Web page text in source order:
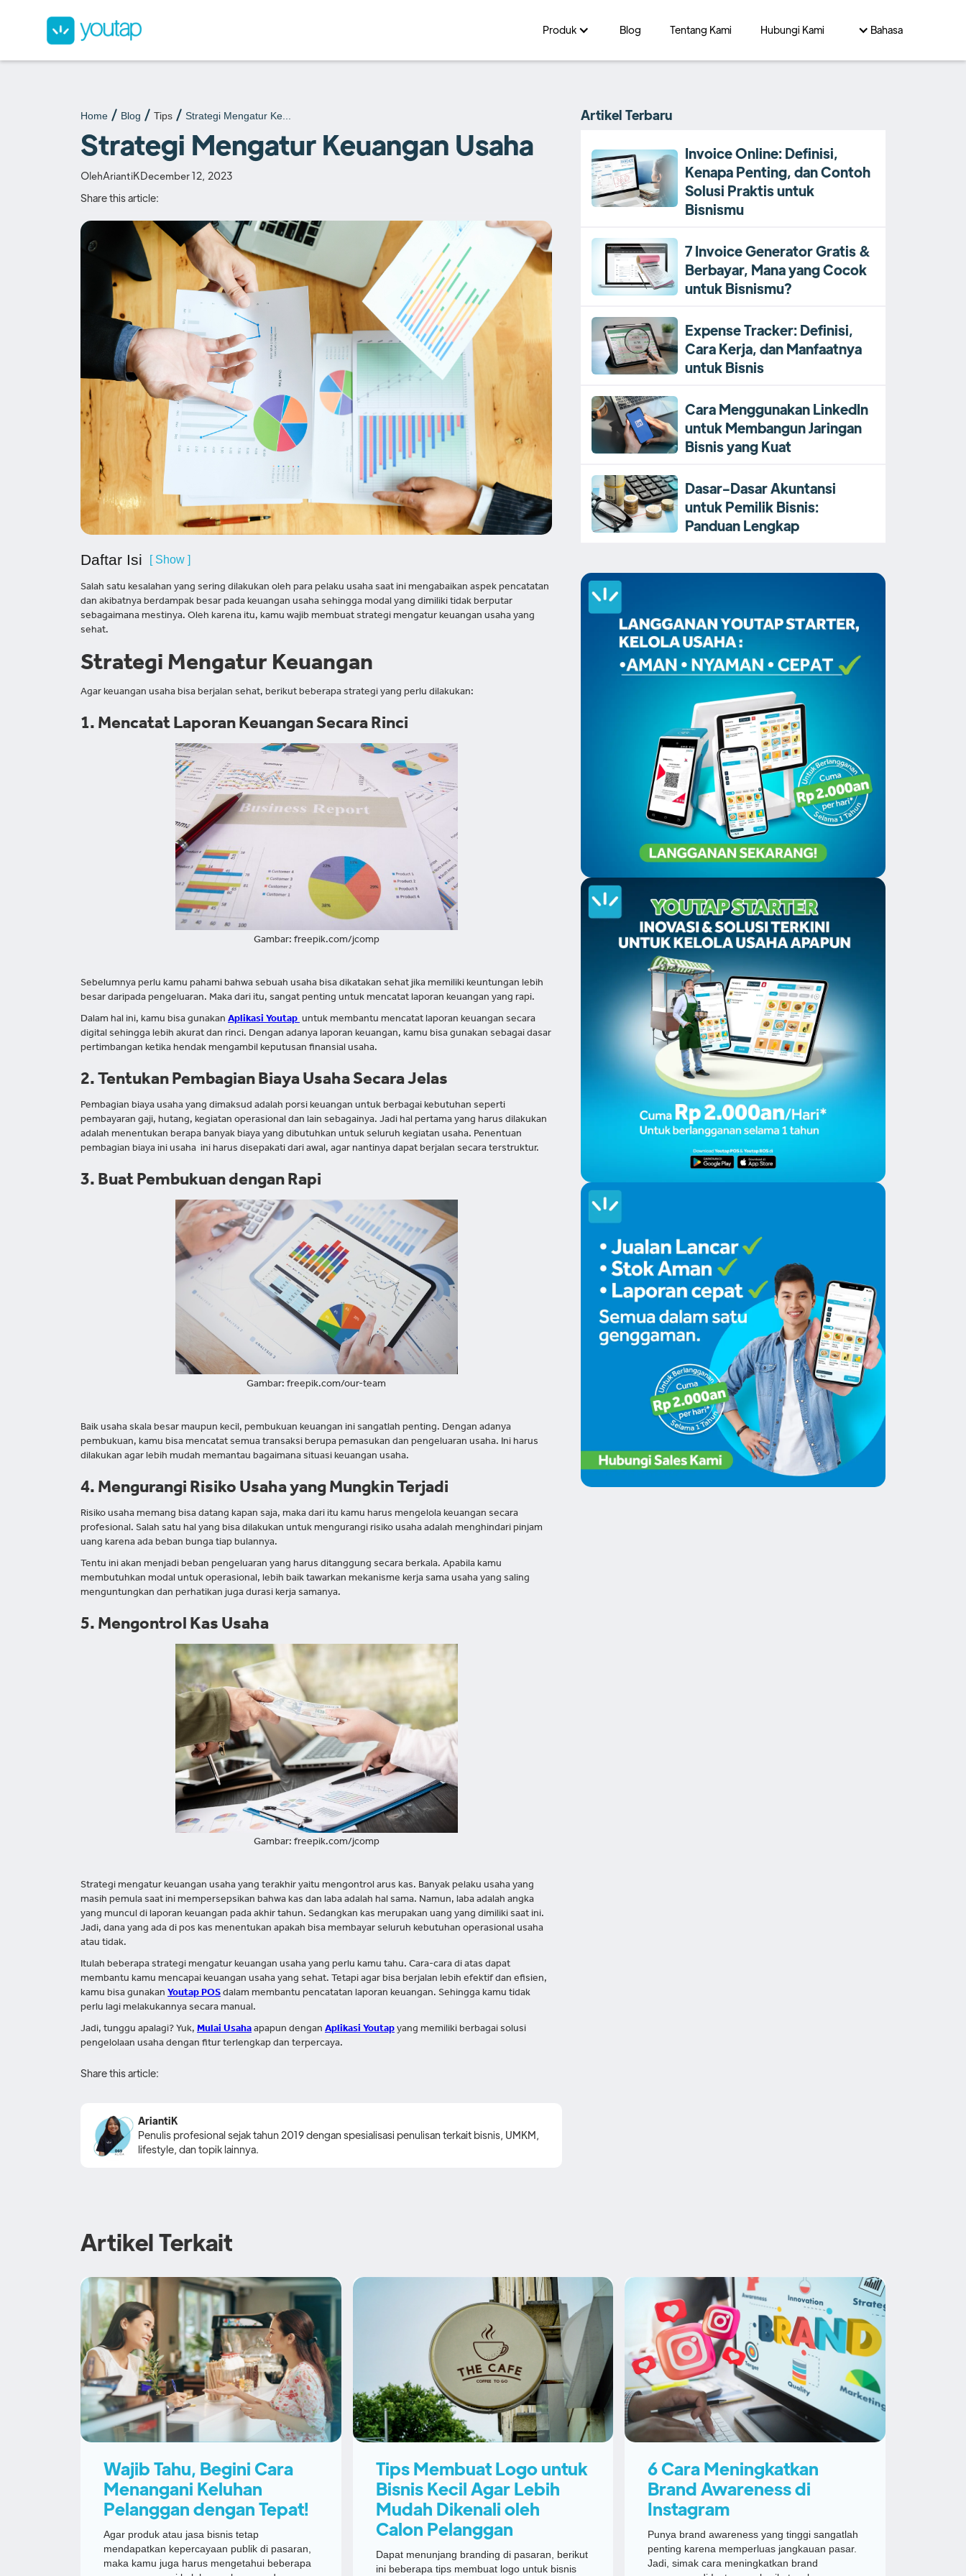
Produk Blog Tentang Kami Hubungi Kami Bahasa
Home Blog Tips Strategi Mengatur Ke...
Strategi Mengatur Keuangan Usaha
OlehAriantiKDecember 12, 2023
Share this article:
Daftar Isi [ Show ]
Salah satu kesalahan yang sering dilakukan oleh para pelaku usaha saat ini mengabaikan aspek pencatatan
dan akibatnya berdampak besar pada keuangan usaha sehingga modal yang dimiliki tidak berputar
sebagaimana mestinya. Oleh karena itu, kamu wajib membuat strategi mengatur keuangan usaha yang
sehat.
Strategi Mengatur Keuangan
Agar keuangan usaha bisa berjalan sehat, berikut beberapa strategi yang perlu dilakukan:
1. Mencatat Laporan Keuangan Secara Rinci
Gambar: freepik.com/jcomp
Sebelumnya perlu kamu pahami bahwa sebuah usaha bisa dikatakan sehat jika memiliki keuntungan lebih
besar daripada pengeluaran. Maka dari itu, sangat penting untuk mencatat laporan keuangan yang rapi.
Dalam hal ini, kamu bisa gunakan Aplikasi Youtap untuk membantu mencatat laporan keuangan secara
digital sehingga lebih akurat dan rinci. Dengan adanya laporan keuangan, kamu bisa gunakan sebagai dasar
pertimbangan ketika hendak mengambil keputusan finansial usaha.
2. Tentukan Pembagian Biaya Usaha Secara Jelas
Pembagian biaya usaha yang dimaksud adalah porsi keuangan untuk berbagai kebutuhan seperti
pembayaran gaji, hutang, kegiatan operasional dan lain sebagainya. Jadi hal pertama yang harus dilakukan
adalah menentukan berapa banyak biaya yang dibutuhkan untuk seluruh kegiatan usaha. Penentuan
pembagian biaya ini usaha ini harus disepakati dari awal, agar nantinya dapat berjalan secara terstruktur.
3. Buat Pembukuan dengan Rapi
Gambar: freepik.com/our-team
Baik usaha skala besar maupun kecil, pembukuan keuangan ini sangatlah penting. Dengan adanya
pembukuan, kamu bisa mencatat semua transaksi berupa pemasukan dan pengeluaran usaha. Ini harus
dilakukan agar lebih mudah memantau bagaimana situasi keuangan usaha.
4. Mengurangi Risiko Usaha yang Mungkin Terjadi
Risiko usaha memang bisa datang kapan saja, maka dari itu kamu harus mengelola keuangan secara
profesional. Salah satu hal yang bisa dilakukan untuk mengurangi risiko usaha adalah menghindari pinjam
uang karena ada beban bunga tiap bulannya.
Tentu ini akan menjadi beban pengeluaran yang harus ditanggung secara berkala. Apabila kamu
membutuhkan modal untuk operasional, lebih baik tawarkan mekanisme kerja sama usaha yang saling
menguntungkan dan perhatikan juga durasi kerja samanya.
5. Mengontrol Kas Usaha
Gambar: freepik.com/jcomp
Strategi mengatur keuangan usaha yang terakhir yaitu mengontrol arus kas. Banyak pelaku usaha yang
masih pemula saat ini mempersepsikan bahwa kas dan laba adalah hal sama. Namun, laba adalah angka
yang muncul di laporan keuangan pada akhir tahun. Sedangkan kas merupakan uang yang dimiliki saat ini.
Jadi, dana yang ada di pos kas menentukan apakah bisa membayar seluruh kebutuhan operasional usaha
atau tidak.
Itulah beberapa strategi mengatur keuangan usaha yang perlu kamu tahu. Cara-cara di atas dapat
membantu kamu mencapai keuangan usaha yang sehat. Tetapi agar bisa berjalan lebih efektif dan efisien,
kamu bisa gunakan Youtap POS dalam membantu pencatatan laporan keuangan. Sehingga kamu tidak
perlu lagi melakukannya secara manual.
Jadi, tunggu apalagi? Yuk, Mulai Usaha apapun dengan Aplikasi Youtap yang memiliki berbagai solusi
pengelolaan usaha dengan fitur terlengkap dan terpercaya.
Artikel Terbaru
Invoice Online: Definisi,
Kenapa Penting, dan Contoh
Solusi Praktis untuk
Bisnismu
7 Invoice Generator Gratis &
Berbayar, Mana yang Cocok
untuk Bisnismu?
Expense Tracker: Definisi,
Cara Kerja, dan Manfaatnya
untuk Bisnis
Cara Menggunakan LinkedIn
untuk Membangun Jaringan
Bisnis yang Kuat
Dasar-Dasar Akuntansi
untuk Pemilik Bisnis:
Panduan Lengkap
Share this article:
AriantiK
Penulis profesional sejak tahun 2019 dengan spesialisasi penulisan terkait bisnis, UMKM,
lifestyle, dan topik lainnya.
Artikel Terkait
Wajib Tahu, Begini Cara
Menangani Keluhan
Pelanggan dengan Tepat!
Agar produk atau jasa bisnis tetap
mendapatkan kepercayaan publik di pasaran,
maka kamu juga harus mengetahui beberapa
Tips Membuat Logo untuk
Bisnis Kecil Agar Lebih
Mudah Dikenali oleh
Calon Pelanggan
Dapat menunjang branding di pasaran, berikut
ini beberapa tips membuat logo untuk bisnis
6 Cara Meningkatkan
Brand Awareness di
Instagram
Punya brand awareness yang tinggi sangatlah
penting karena memperluas jangkauan pasar.
Jadi, simak cara meningkatkan brand